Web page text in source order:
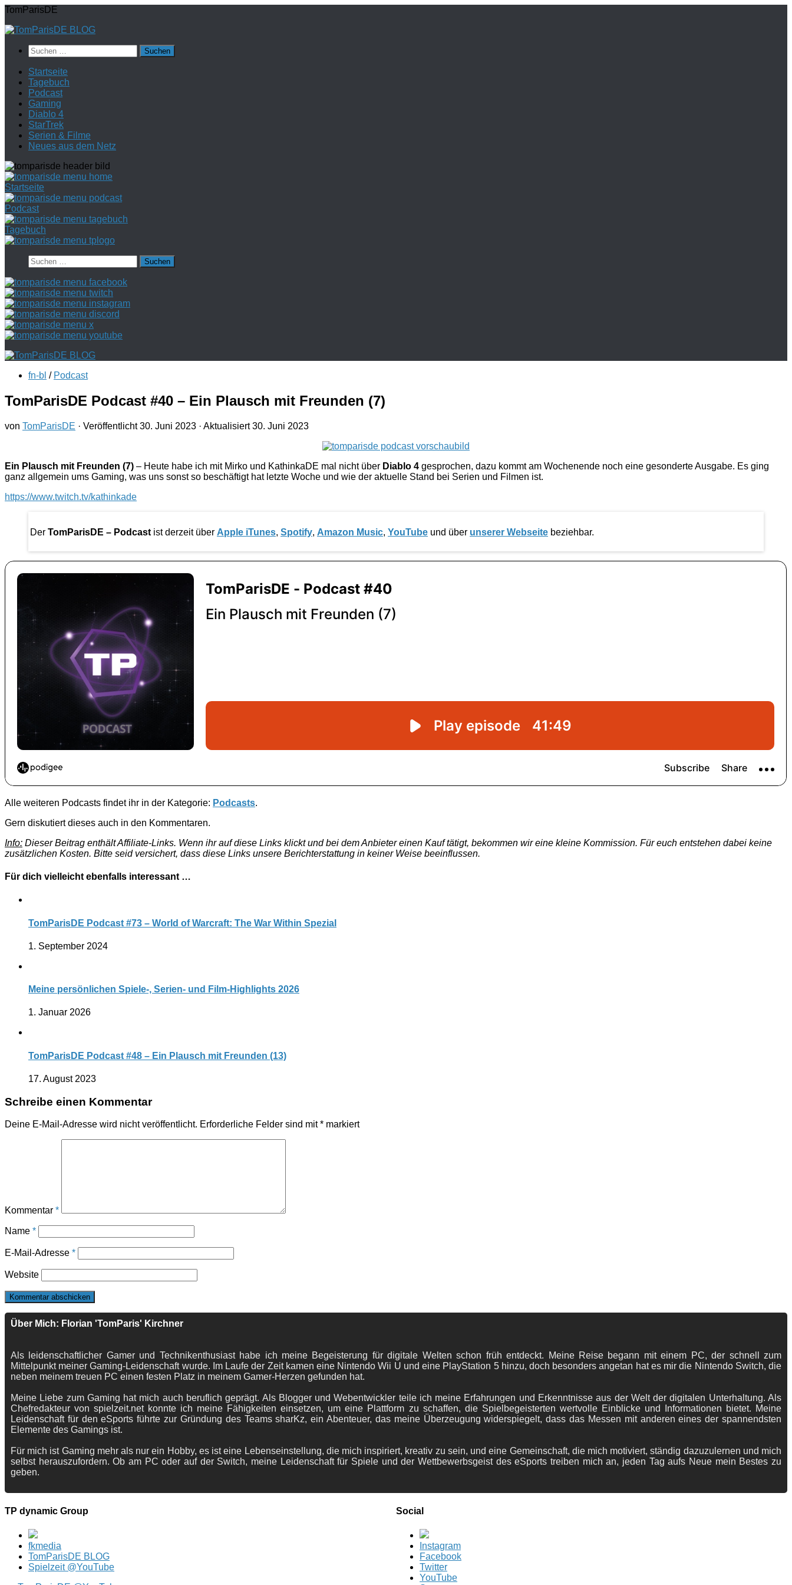
Zum
springen
TomParisDE
Suchen
nach:
Startseite
Tagebuch
Podcast
Gaming
Diablo 4
StarTrek
Serien & Filme
Neues aus dem Netz
Startseite
Podcast
Tagebuch
Suchen
nach:
fn-bl / Podcast
TomParisDE Podcast #40 – Ein Plausch mit Freunden (7)
von TomParisDE · Veröffentlicht30. Juni 2023 · Aktualisiert30. Juni 2023
Ein Plausch mit Freunden (7) – Heute habe ich mit Mirko und KathinkaDE mal nicht über Diablo 4 gesprochen, dazu kommt am Wochenende noch eine gesonderte Ausgabe. Es ging
ganz allgemein ums Gaming, was uns sonst so beschäftigt hat letzte Woche und wie der aktuelle Stand bei Serien und Filmen ist.
https://www.twitch.tv/kathinkade
Der TomParisDE – Podcast ist derzeit über Apple iTunes, Spotify, Amazon Music, YouTube und über unserer Webseite beziehbar.
Alle weiteren Podcasts findet ihr in der Kategorie: Podcasts.
Gern diskutiert dieses auch in den Kommentaren.
Info: Dieser Beitrag enthält Affiliate-Links. Wenn ihr auf diese Links klickt und bei dem Anbieter einen Kauf tätigt, bekommen wir eine kleine Kommission. Für euch entstehen dabei keine
zusätzlichen Kosten. Bitte seid versichert, dass diese Links unsere Berichterstattung in keiner Weise beeinflussen.
Für dich vielleicht ebenfalls interessant …
TomParisDE Podcast #73 – World of Warcraft: The War Within Spezial
1. September 2024
Meine persönlichen Spiele-, Serien- und Film-Highlights 2026
1. Januar 2026
TomParisDE Podcast #48 – Ein Plausch mit Freunden (13)
17. August 2023
Schreibe einen Kommentar
Deine E-Mail-Adresse wird nicht veröffentlicht. Erforderliche Felder sind mit* markiert
Kommentar *
Name *
E-Mail-Adresse *
Website
Über Mich: Florian 'TomParis' Kirchner
Als leidenschaftlicher Gamer und Technikenthusiast habe ich meine Begeisterung für digitale Welten schon früh entdeckt. Meine Reise begann mit einem PC, der schnell zum
Mittelpunkt meiner Gaming-Leidenschaft wurde. Im Laufe der Zeit kamen eine Nintendo Wii U und eine PlayStation 5 hinzu, doch besonders angetan hat es mir die Nintendo Switch, die
neben meinem treuen PC einen festen Platz in meinem Gamer-Herzen gefunden hat.
Meine Liebe zum Gaming hat mich auch beruflich geprägt. Als Blogger und Webentwickler teile ich meine Erfahrungen und Erkenntnisse aus der Welt der digitalen Unterhaltung. Als
Chefredakteur von spielzeit.net konnte ich meine Fähigkeiten einsetzen, um eine Plattform zu schaffen, die Spielbegeisterten wertvolle Einblicke und Informationen bietet. Meine
Leidenschaft für den eSports führte zur Gründung des Teams sharKz, ein Abenteuer, das meine Überzeugung widerspiegelt, dass das Messen mit anderen eines der spannendsten
Elemente des Gamings ist.
Für mich ist Gaming mehr als nur ein Hobby, es ist eine Lebenseinstellung, die mich inspiriert, kreativ zu sein, und eine Gemeinschaft, die mich motiviert, ständig dazuzulernen und mich
selbst herauszufordern. Ob am PC oder auf der Switch, meine Leidenschaft für Spiele und der Wettbewerbsgeist des eSports treiben mich an, jeden Tag aufs Neue mein Bestes zu
geben.
TP dynamic Group
fkmedia
TomParisDE BLOG
Spielzeit @YouTube
Social
Instagram
Facebook
Twitter
YouTube